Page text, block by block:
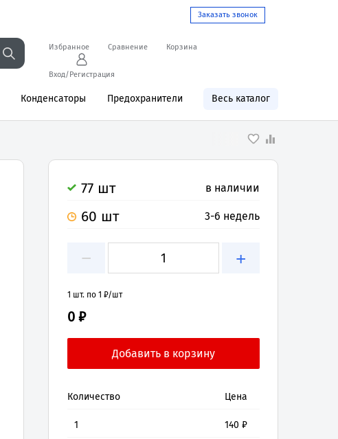
Заказать звонок
Избранное Сравнение Корзина
Вход/Регистрация
Конденсаторы Предохранители Весь каталог
77 шт в наличии
60 шт 3-6 недель
− +
1 шт. по 1 ₽/шт
0 ₽
Количество Цена
1 140 ₽